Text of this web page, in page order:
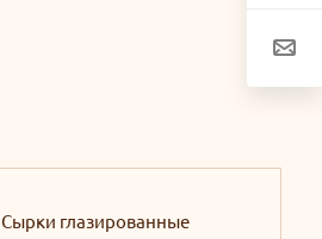
Сырки глазированные